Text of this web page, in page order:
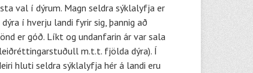
val í dýrum. Magn seldra sýklalyfja er
í hverju landi fyrir sig, þannig að
er góð. Líkt og undanfarin ár var sala
m.t.t. fjölda dýra). Í
hluti seldra sýklalyfja hér á landi eru